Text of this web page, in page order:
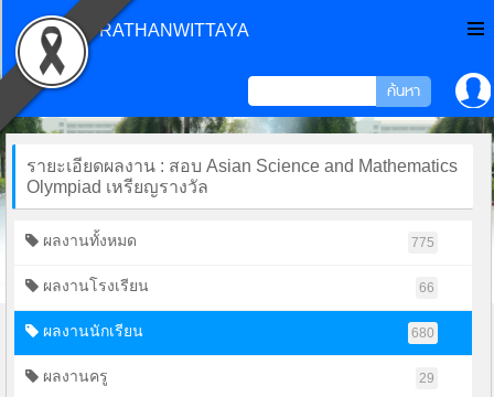
CHONPRATHANWITTAYA
รายะเอียดผลงาน : สอบ Asian Science and Mathematics
Olympiad เหรียญรางวัล
ผลงานทั้งหมด 775
ผลงานโรงเรียน 66
ผลงานนักเรียน 680
ผลงานครู 29